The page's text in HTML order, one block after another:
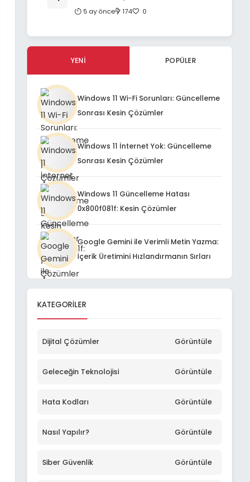
Fintech Entegrasyonlarında Etkin
Sorun Giderme ve Kullanıcı Deneyimi
5 ay önce 174 0
YENI POPÜLER
Windows 11 Wi-Fi Sorunları: Güncelleme
Sonrası Kesin Çözümler
Windows 11 İnternet Yok: Güncelleme
Sonrası Kesin Çözümler
Windows 11 Güncelleme Hatası
0x800f081f: Kesin Çözümler
Google Gemini ile Verimli Metin Yazma:
İçerik Üretimini Hızlandırmanın Sırları
KATEGORILER
Dijital Çözümler Görüntüle
Geleceğin Teknolojisi Görüntüle
Hata Kodları Görüntüle
Nasıl Yapılır? Görüntüle
Siber Güvenlik Görüntüle